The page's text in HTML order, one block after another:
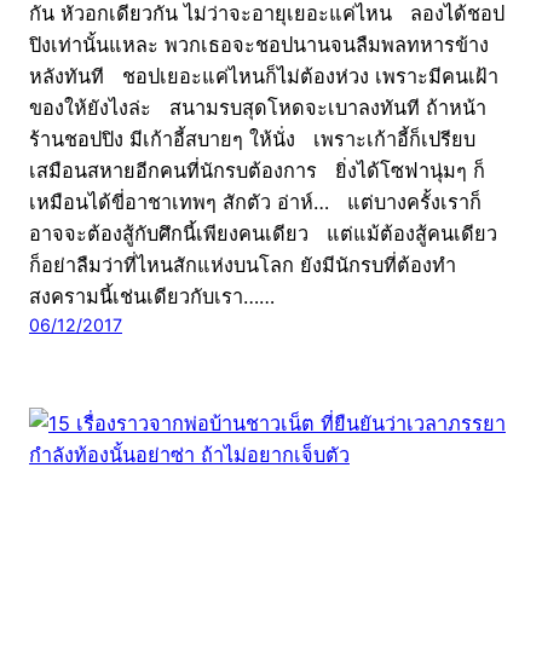
กัน หัวอกเดียวกัน ไม่ว่าจะอายุเยอะแค่ไหน ลองได้ชอป
ปิงเท่านั้นแหละ พวกเธอจะชอปนานจนลืมพลทหารข้าง
หลังทันที ชอปเยอะแค่ไหนก็ไม่ต้องห่วง เพราะมีคนเฝ้า
ของให้ยังไงล่ะ สนามรบสุดโหดจะเบาลงทันที ถ้าหน้า
ร้านชอปปิง มีเก้าอี้สบายๆ ให้นั่ง เพราะเก้าอี้ก็เปรียบ
เสมือนสหายอีกคนที่นักรบต้องการ ยิ่งได้โซฟานุ่มๆ ก็
เหมือนได้ขี่อาชาเทพๆ สักตัว อ่าห์… แต่บางครั้งเราก็
อาจจะต้องสู้กับศึกนี้เพียงคนเดียว แต่แม้ต้องสู้คนเดียว
ก็อย่าลืมว่าที่ไหนสักแห่งบนโลก ยังมีนักรบที่ต้องทำ
สงครามนี้เช่นเดียวกับเรา……
06/12/2017